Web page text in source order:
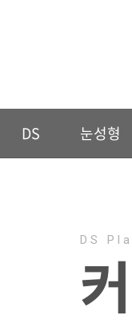
DS 눈성형
DS